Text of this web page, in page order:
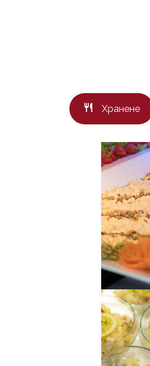
Хранене